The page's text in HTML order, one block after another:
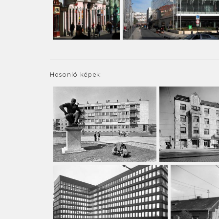
Hasonló képek: